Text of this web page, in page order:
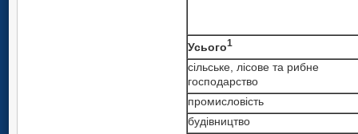
Усього1
сільське, лісове та рибне
господарство
промисловість
будівництво